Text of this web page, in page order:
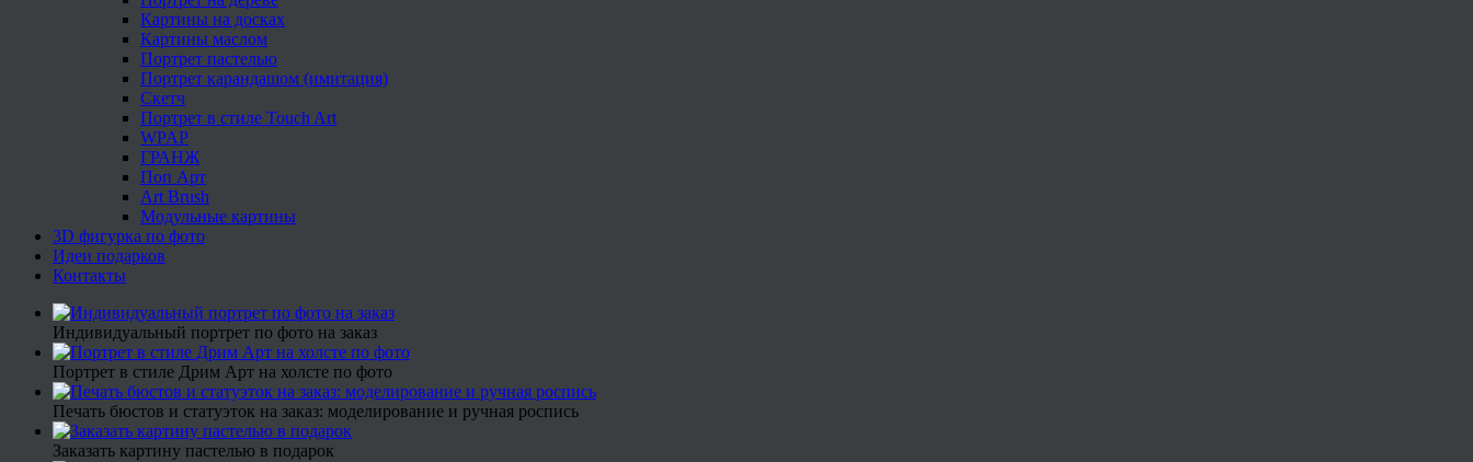
Картины на досках
Картины маслом
Портрет пастелью
Портрет карандашом (имитация)
Скетч
Портрет в стиле Touch Art
WPAP
ГРАНЖ
Поп Арт
Art Brush
Модульные картины
3D фигурка по фото
Идеи подарков
Контакты
Индивидуальный портрет по фото на заказ
Портрет в стиле Дрим Арт на холсте по фото
Печать бюстов и статуэток на заказ: моделирование и ручная роспись
Заказать картину пастелью в подарок